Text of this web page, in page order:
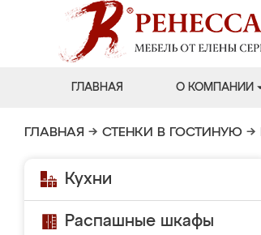
ГЛАВНАЯ О КОМПАНИИ
ГЛАВНАЯ → СТЕНКИ В ГОСТИНУЮ →
Кухни
Распашные шкафы